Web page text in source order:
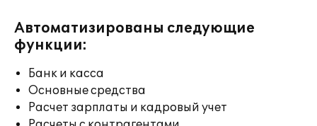
Автоматизированы следующие
функции:
Банк и касса
Основные средства
Расчет зарплаты и кадровый учет